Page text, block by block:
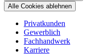
Alle Cookies ablehnen
Privatkunden
Gewerblich
Fachhandwerk
Karriere